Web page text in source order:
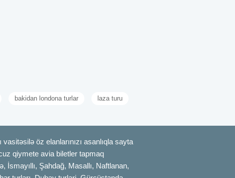
bakidan londona turlar laza turu
öz elanlarınızı asanlıqla sayta
qiymete avia biletler tapmaq
Şahdağ, Masallı, Naftlanan,